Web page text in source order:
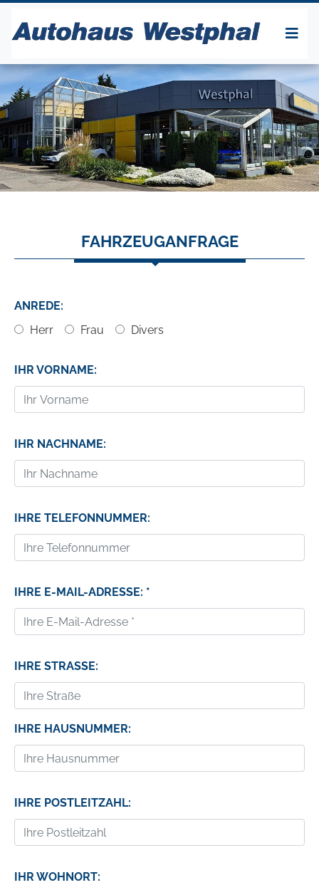
FAHRZEUGANFRAGE
ANREDE:
Herr
Frau Divers
IHR VORNAME:
IHR NACHNAME:
IHRE TELEFONNUMMER:
IHRE E-MAIL-ADRESSE: *
IHRE STRASSE:
IHRE HAUSNUMMER:
IHRE POSTLEITZAHL:
IHR WOHNORT: